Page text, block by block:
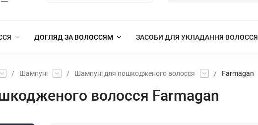
ДОГЛЯД ЗА ВОЛОССЯМ ЗАСОБИ ДЛЯ УКЛАДАННЯ ВОЛОССЯ
/ Шампуні / Шампуні для пошкодженого волосся / Farmagan
волосся Farmagan